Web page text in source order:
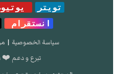
تويتر
انستقرام
سياسة الخصوصية |
تبرع و دعم ❤️ donation